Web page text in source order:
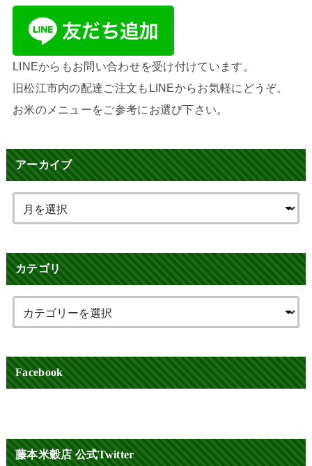
LINEからもお問い合わせを受け付けています。
旧松江市内の配達ご注文もLINEからお気軽にどうぞ。
お米のメニューをご参考にお選び下さい。
アーカイブ
カテゴリ
Facebook
藤本米穀店 公式Twitter